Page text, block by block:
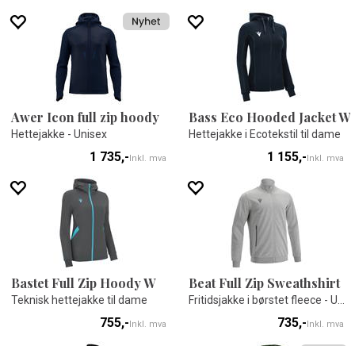
Awer Icon full zip hoody
Hettejakke - Unisex
1 735,-Inkl. mva
Bass Eco Hooded Jacket W
Hettejakke i Ecotekstil til dame
1 155,-Inkl. mva
Bastet Full Zip Hoody W
Teknisk hettejakke til dame
755,-Inkl. mva
Beat Full Zip Sweathshirt
735,-Inkl. mva